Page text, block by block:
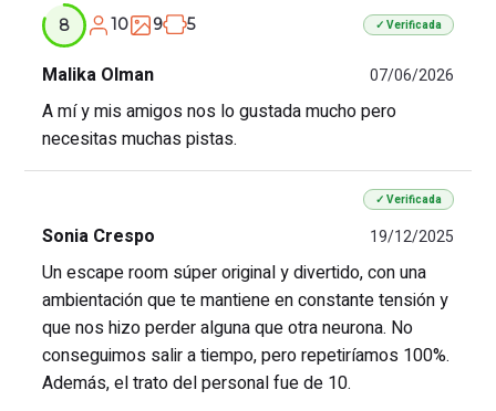
8 10 9 5 ✓ Verificada
Malika Olman 07/06/2026
A mí y mis amigos nos lo gustada mucho pero
necesitas muchas pistas.
✓ Verificada
Sonia Crespo 19/12/2025
Un escape room súper original y divertido, con una
ambientación que te mantiene en constante tensión y
que nos hizo perder alguna que otra neurona. No
conseguimos salir a tiempo, pero repetiríamos 100%.
Además, el trato del personal fue de 10.